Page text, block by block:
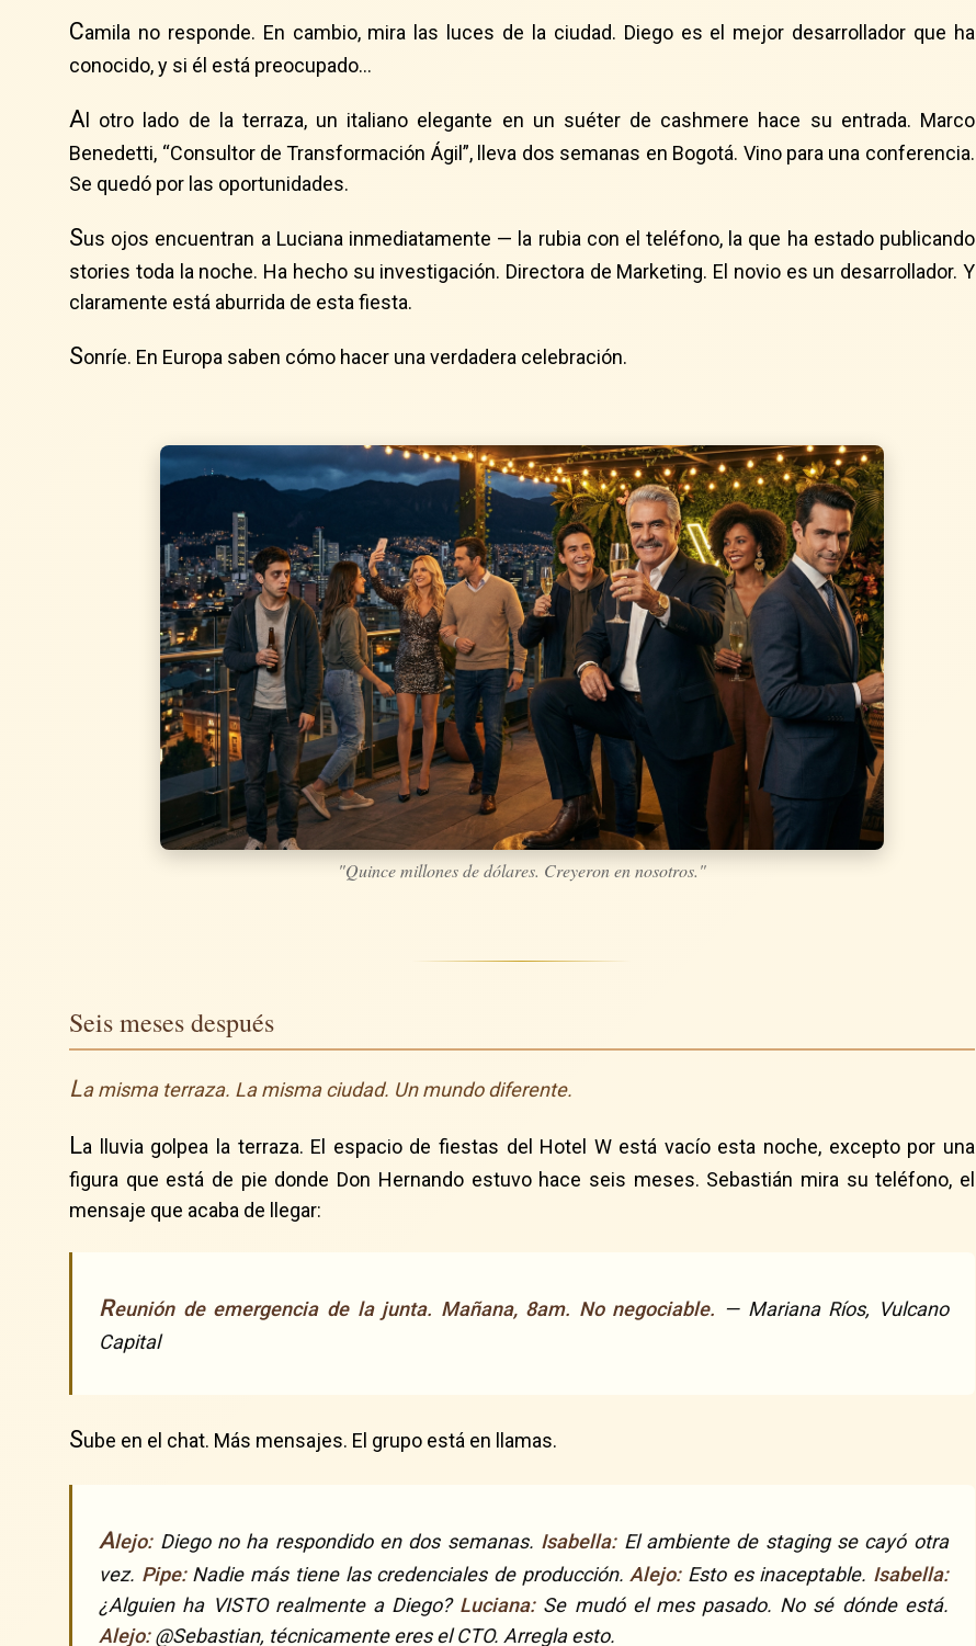
Camila no responde. En cambio, mira las luces de la ciudad. Diego es el mejor desarrollador que ha
conocido, y si él está preocupado…
A l otro lado de la terraza, un italiano elegante en un suéter de cashmere hace su entrada. Marco
Benedetti, “Consultor de Transformación Ágil”, lleva dos semanas en Bogotá. Vino para una conferencia.
Se quedó por las oportunidades.
Sus ojos encuentran a Luciana inmediatamente — la rubia con el teléfono, la que ha estado publicando
stories toda la noche. Ha hecho su investigación. Directora de Marketing. El novio es un desarrollador. Y
claramente está aburrida de esta fiesta.
Sonríe. En Europa saben cómo hacer una verdadera celebración.
"Quince millones de dólares. Creyeron en nosotros."
Seis meses después
La misma terraza. La misma ciudad. Un mundo diferente.
La lluvia golpea la terraza. El espacio de fiestas del Hotel W está vacío esta noche, excepto por una
figura que está de pie donde Don Hernando estuvo hace seis meses. Sebastián mira su teléfono, el
mensaje que acaba de llegar:
Reunión de emergencia de la junta. Mañana, 8am. No negociable. — Mariana Ríos, Vulcano
Capital
Sube en el chat. Más mensajes. El grupo está en llamas.
Alejo:Diego no ha respondido en dos semanas. Isabella:El ambiente de staging se cayó otra
vez. Pipe:Nadie más tiene las credenciales de producción. Alejo:Esto es inaceptable. Isabella:
¿Alguien ha VISTO realmente a Diego? Luciana:Se mudó el mes pasado. No sé dónde está.
Alejo:@Sebastian, técnicamente eres el CTO. Arregla esto.